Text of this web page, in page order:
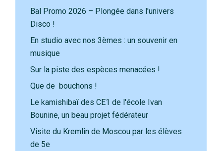
Bal Promo 2026 – Plongée dans l'univers
Disco !
En studio avec nos 3èmes : un souvenir en
musique
Sur la piste des espèces menacées !
Que de bouchons !
Le kamishibaï des CE1 de l'école Ivan
Bounine, un beau projet fédérateur
Visite du Kremlin de Moscou par les élèves
de 5e